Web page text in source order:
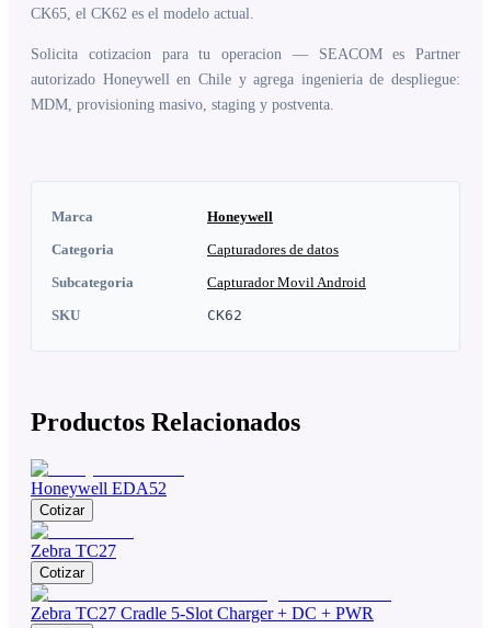
CK65, el CK62 es el modelo actual.
Solicita cotizacion para tu operacion — SEACOM es Partner
autorizado Honeywell en Chile y agrega ingenieria de despliegue:
MDM, provisioning masivo, staging y postventa.
Marca
Honeywell
Categoria
Capturadores de datos
Subcategoria
Capturador Movil Android
SKU
CK62
Productos Relacionados
Honeywell EDA52
Cotizar
Zebra TC27
Cotizar
Zebra TC27 Cradle 5-Slot Charger + DC + PWR